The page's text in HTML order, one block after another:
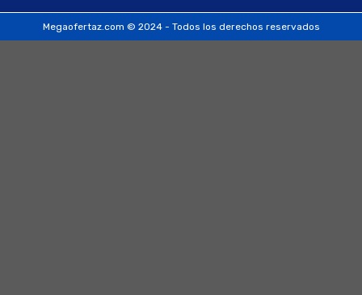
Megaofertaz.com © 2024 - Todos los derechos reservados